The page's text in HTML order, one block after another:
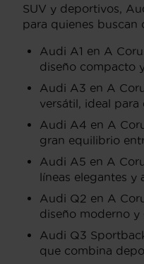
SUV y deportivos,
para quienes buscan
Audi A1 en A
diseño compacto
Audi A3 en A
versátil, ideal para
Audi A4 en A
gran equilibrio
Audi A5 en A
líneas elegantes y
Audi Q2 en A
diseño moderno y
Audi Q3
que combina